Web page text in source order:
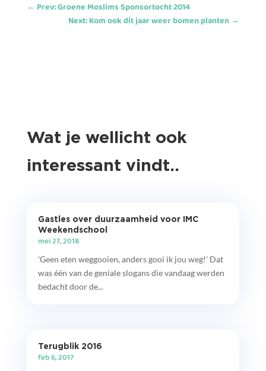
← Prev: Groene Moslims Sponsortocht 2014
Next: Kom ook dit jaar weer bomen planten →
Wat je wellicht ook
interessant vindt..
Gastles over duurzaamheid voor IMC
Weekendschool
mei 27, 2018
'Geen eten weggooien, anders gooi ik jou weg!' Dat
was één van de geniale slogans die vandaag werden
bedacht door de...
Terugblik 2016
feb 6, 2017